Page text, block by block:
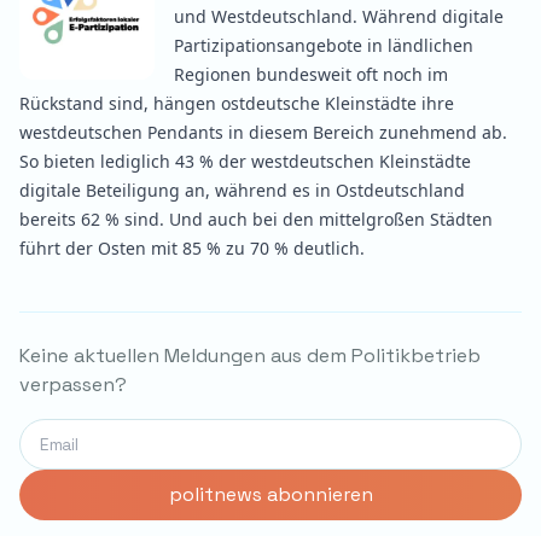
und Westdeutschland. Während digitale
Partizipationsangebote in ländlichen
Regionen bundesweit oft noch im
Rückstand sind, hängen ostdeutsche Kleinstädte ihre
westdeutschen Pendants in diesem Bereich zunehmend ab.
So bieten lediglich 43 % der westdeutschen Kleinstädte
digitale Beteiligung an, während es in Ostdeutschland
bereits 62 % sind. Und auch bei den mittelgroßen Städten
führt der Osten mit 85 % zu 70 % deutlich.
Keine aktuellen Meldungen aus dem Politikbetrieb
verpassen?